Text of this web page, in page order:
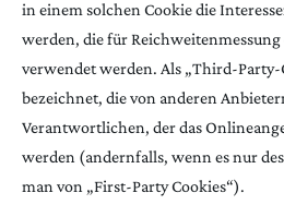
in einem solchen Cookie die
werden, die für
verwendet werden. Als „Third-Party-
bezeichnet, die von anderen
Verantwortlichen, der das
werden (andernfalls, wenn es nur
man von „First-Party Cookies“).